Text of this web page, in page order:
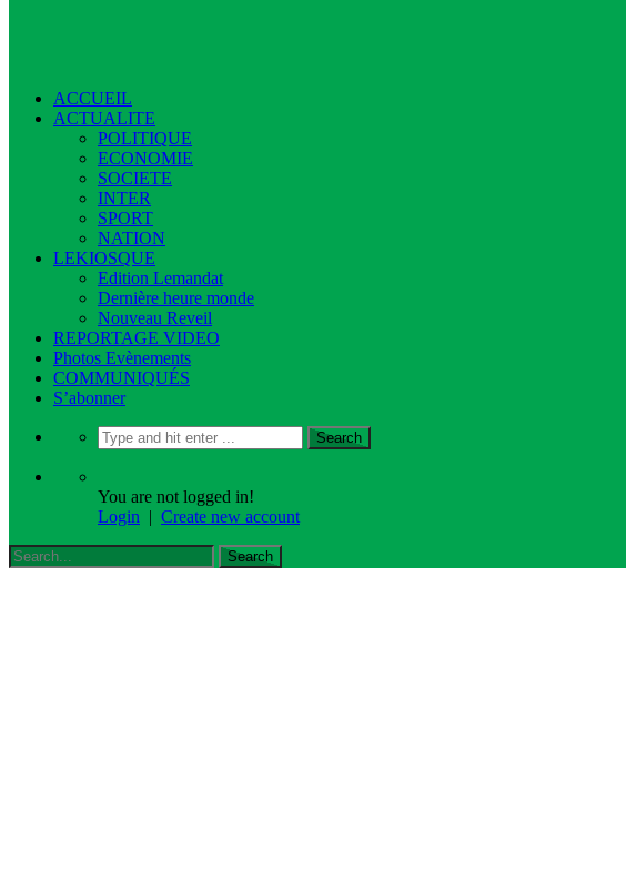
ACCUEIL
ACTUALITE
POLITIQUE
ECONOMIE
SOCIETE
INTER
SPORT
NATION
LEKIOSQUE
Edition Lemandat
Dernière heure monde
Nouveau Reveil
REPORTAGE VIDEO
Photos Evènements
COMMUNIQUÉS
S’abonner
You are not logged in!
Login | Create new account